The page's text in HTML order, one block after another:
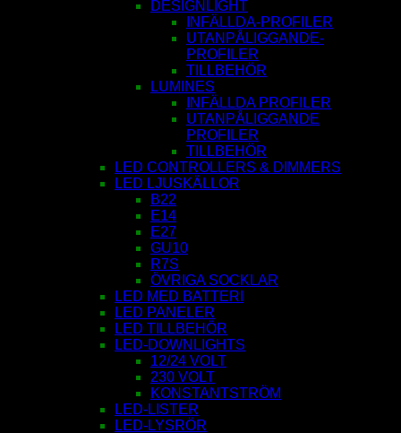
DESIGNLIGHT
INFÄLLDA-PROFILER
UTANPÅLIGGANDE-
PROFILER
TILLBEHÖR
LUMINES
INFÄLLDA PROFILER
UTANPÅLIGGANDE
PROFILER
TILLBEHÖR
LED CONTROLLERS & DIMMERS
LED LJUSKÄLLOR
B22
E14
E27
GU10
R7S
ÖVRIGA SOCKLAR
LED MED BATTERI
LED PANELER
LED TILLBEHÖR
LED-DOWNLIGHTS
12/24 VOLT
230 VOLT
KONSTANTSTRÖM
LED-LISTER
LED-LYSRÖR